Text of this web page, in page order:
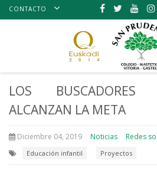
CONTACTO
LOS BUSCADORES
ALCANZAN LA META
Diciembre 04, 2019 Noticias Redes
Educación infantil Proyectos